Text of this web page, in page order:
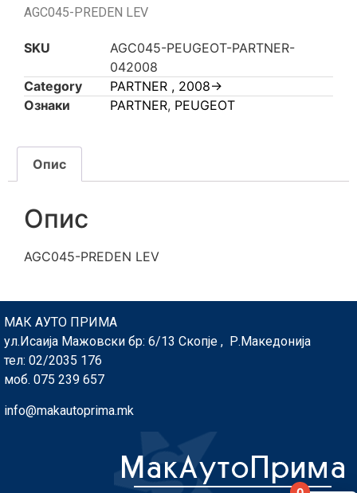
AGC045-PREDEN LEV
SKU
AGC045-PEUGEOT-PARTNER-
042008
Category
PARTNER , 2008->
Ознаки
PARTNER, PEUGEOT
Опис
Опис
AGC045-PREDEN LEV
МАК АУТО ПРИМА
ул.Исаија Мажовски бр: 6/13 Скопје , Р.Македонија
тел: 02/2035 176
моб. 075 239 657
info@makautoprima.mk